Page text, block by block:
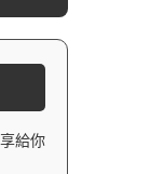
給你